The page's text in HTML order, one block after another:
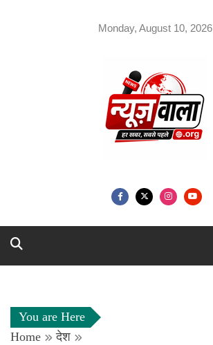
Monday, August 10, 2026
You are Here
Home
देश